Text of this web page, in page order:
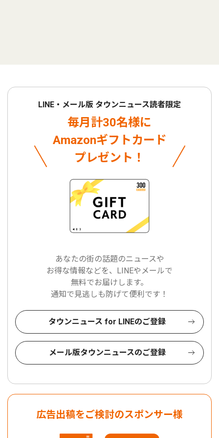
LINE・メール版 タウンニュース読者限定
毎月計30名様に
Amazonギフトカード
プレゼント！
あなたの街の話題のニュースや
お得な情報などを、LINEやメールで
無料でお届けします。
通知で見逃しも防げて便利です！
タウンニュース for LINEのご登録
メール版タウンニュースのご登録
広告出稿をご検討のスポンサー様